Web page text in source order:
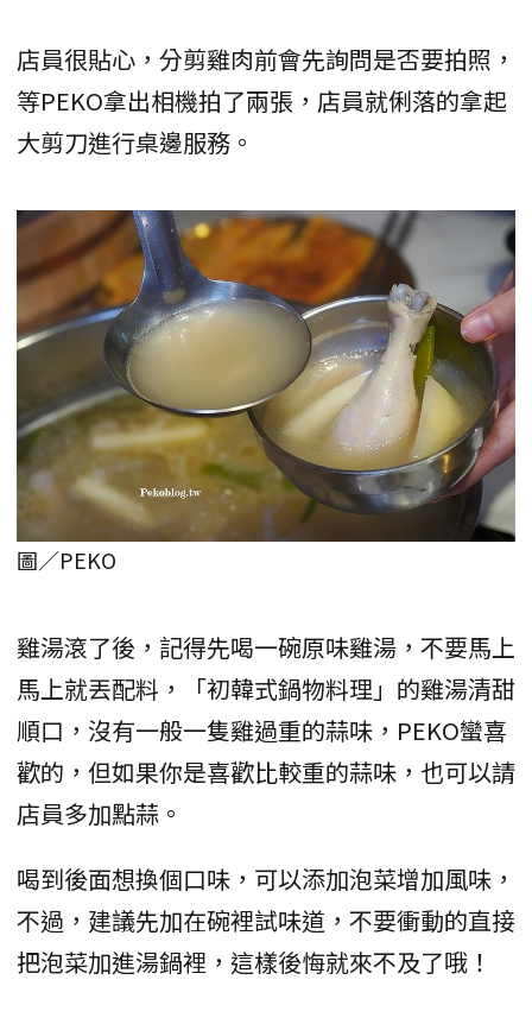
店員很貼心，分剪雞肉前會先詢問是否要拍照，
等PEKO拿出相機拍了兩張，店員就俐落的拿起
大剪刀進行桌邊服務。
圖／PEKO
雞湯滾了後，記得先喝一碗原味雞湯，不要馬上
馬上就丟配料，「初韓式鍋物料理」的雞湯清甜
順口，沒有一般一隻雞過重的蒜味，PEKO蠻喜
歡的，但如果你是喜歡比較重的蒜味，也可以請
店員多加點蒜。
喝到後面想換個口味，可以添加泡菜增加風味，
不過，建議先加在碗裡試味道，不要衝動的直接
把泡菜加進湯鍋裡，這樣後悔就來不及了哦！